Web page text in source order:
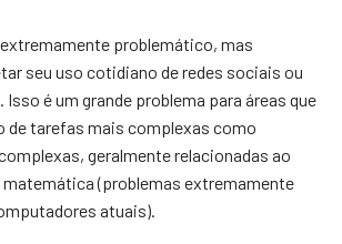
problemático, mas
seu uso cotidiano de redes sociais ou
Isso é um grande problema para áreas que
de tarefas mais complexas como
geralmente relacionadas ao
matemática (problemas extremamente
atuais).